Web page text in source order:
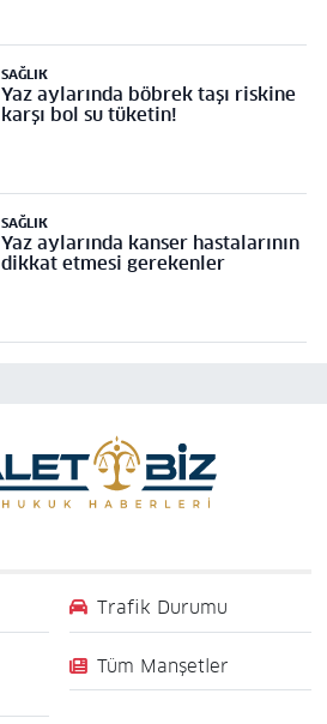
SAĞLIK
Yaz aylarında böbrek taşı riskine
karşı bol su tüketin!
SAĞLIK
Yaz aylarında kanser hastalarının
dikkat etmesi gerekenler
Trafik Durumu
Tüm Manşetler